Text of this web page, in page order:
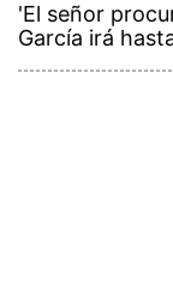
'El señor
García irá